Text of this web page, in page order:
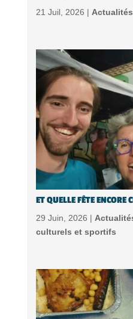
21 Juil, 2026 | Actualités
ET QUELLE FÊTE ENCORE
29 Juin, 2026 |
culturels et sportifs